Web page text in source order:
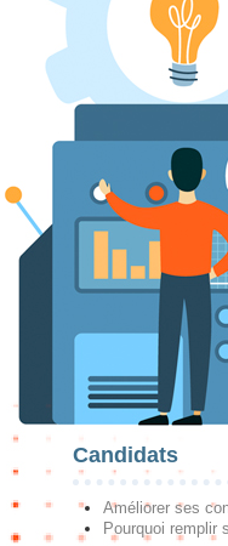
Candidats
Améliorer ses
Pourquoi remplir